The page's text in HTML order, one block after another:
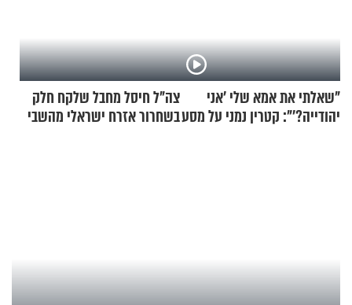
"שאלתי את אמא שלי 'אני
יהודייה?'": קטרין נמני על מסע
צה"ל חיסל מחבל שלקח חלק
בשחרור אזרח ישראלי מהשבי